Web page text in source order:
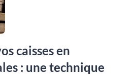
caisses en
: une technique